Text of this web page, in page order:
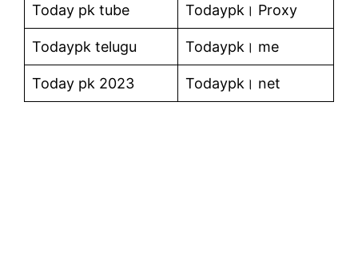
Today pk tube Todaypk। Proxy
Todaypk telugu Todaypk। me
Today pk 2023 Todaypk। net